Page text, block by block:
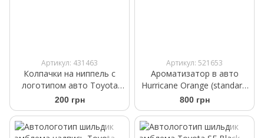
Артикул: 431463
Колпачки на ниппель с
логотипом авто Toyota
черного цвета
200 грн
Артикул: 521653
Ароматизатор в авто
Hurricane Orange (standart)
Аромасаше на дефлектор
800 грн